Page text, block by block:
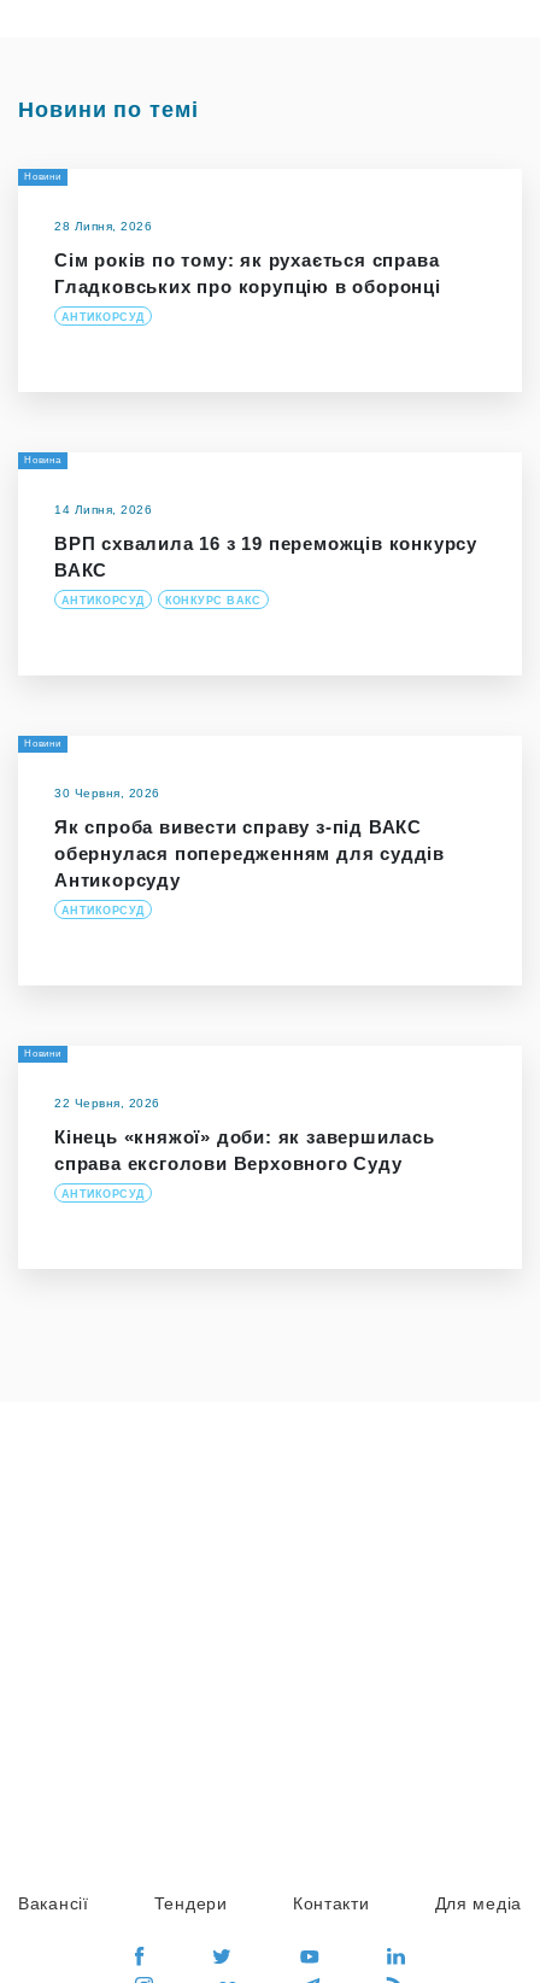
Новини по темі
Новини
28 Липня, 2026
Сім років по тому: як рухається справа
Гладковських про корупцію в оборонці
АНТИКОРСУД
Новина
14 Липня, 2026
ВРП схвалила 16 з 19 переможців конкурсу
ВАКС
АНТИКОРСУД КОНКУРС ВАКС
Новини
30 Червня, 2026
Як спроба вивести справу з-під ВАКС
обернулася попередженням для суддів
Антикорсуду
АНТИКОРСУД
Новини
22 Червня, 2026
Кінець «княжої» доби: як завершилась
справа ексголови Верховного Суду
АНТИКОРСУД
Вакансії Тендери Контакти Для медіа